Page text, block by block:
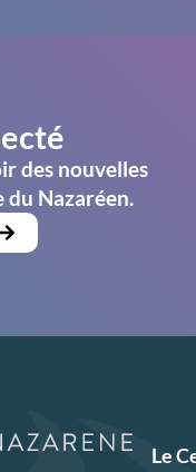
des nouvelles
du Nazaréen.
Le